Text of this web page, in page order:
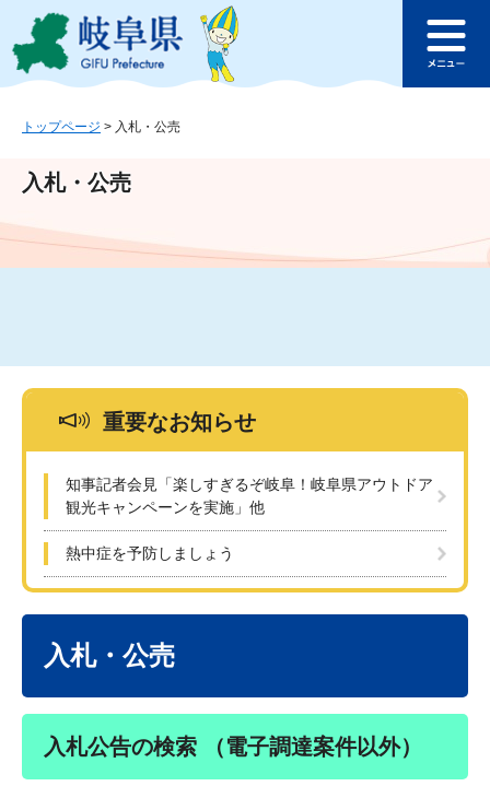
ジ
ュ
文
このページの本文へ
ュ
トップページ > 入札・公売
入札・公売
重要なお知らせ
知事記者会見「楽しすぎるぞ岐阜！岐阜県アウトドア
観光キャンペーンを実施」他
熱中症を予防しましょう
入札・公売
入札公告の検索 （電子調達案件以外）